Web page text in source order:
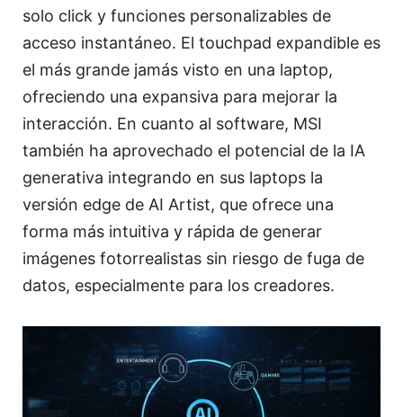
solo click y funciones personalizables de
acceso instantáneo. El touchpad expandible es
el más grande jamás visto en una laptop,
ofreciendo una expansiva para mejorar la
interacción. En cuanto al software, MSI
también ha aprovechado el potencial de la IA
generativa integrando en sus laptops la
versión edge de AI Artist, que ofrece una
forma más intuitiva y rápida de generar
imágenes fotorrealistas sin riesgo de fuga de
datos, especialmente para los creadores.